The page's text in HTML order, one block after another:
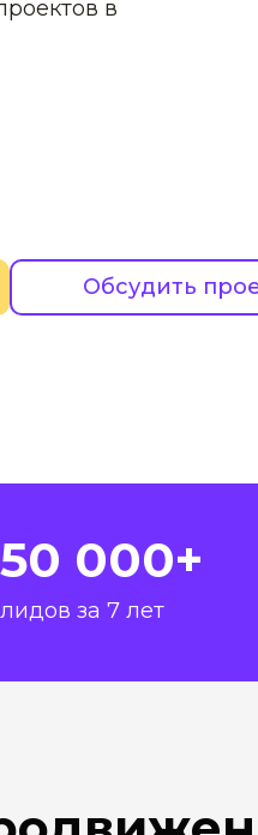
в
Обсудить
50 000+
лидов за 7 лет